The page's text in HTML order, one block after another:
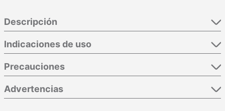
Descripción
Indicaciones de uso
Precauciones
Advertencias